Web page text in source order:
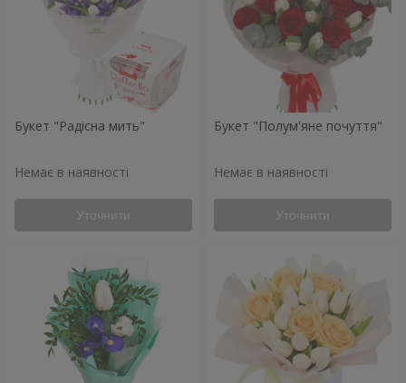
Букет "Радісна мить"
Немає в наявності
Уточнити
Букет "Полум'яне почуття"
Немає в наявності
Уточнити